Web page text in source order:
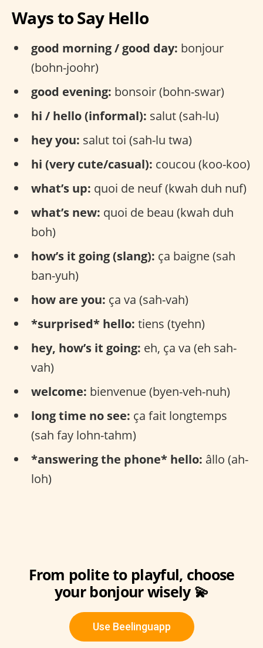
Ways to Say Hello
good morning / good day: bonjour
(bohn-joohr)
good evening: bonsoir (bohn-swar)
hi / hello (informal): salut (sah-lu)
hey you: salut toi (sah-lu twa)
hi (very cute/casual): coucou (koo-koo)
what’s up: quoi de neuf (kwah duh nuf)
what’s new: quoi de beau (kwah duh
boh)
how’s it going (slang): ça baigne (sah
ban-yuh)
how are you: ça va (sah-vah)
*surprised* hello: tiens (tyehn)
hey, how’s it going: eh, ça va (eh sah-
vah)
welcome: bienvenue (byen-veh-nuh)
long time no see: ça fait longtemps
(sah fay lohn-tahm)
*answering the phone* hello: âllo (ah-
loh)
From polite to playful, choose
your bonjour wisely 💫
Use Beelinguapp